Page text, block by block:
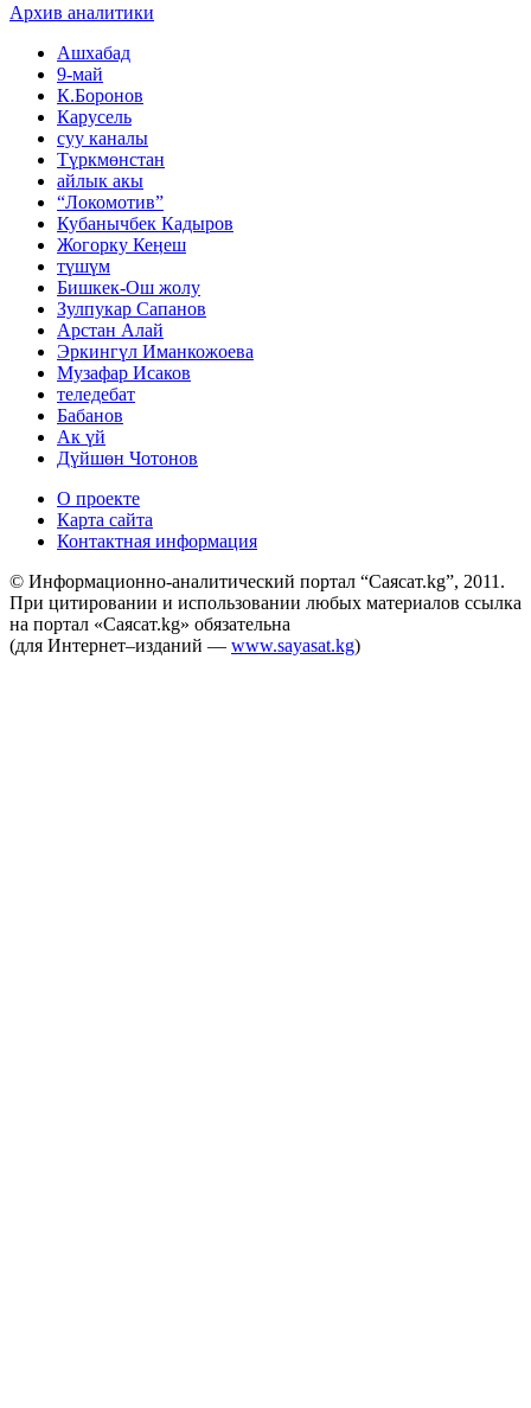
Архив аналитики
Ашхабад
9-май
К.Боронов
Карусель
суу каналы
Түркмөнстан
айлык акы
“Локомотив”
Кубанычбек Кадыров
Жогорку Кеӊеш
түшүм
Бишкек-Ош жолу
Зулпукар Сапанов
Арстан Алай
Эркингүл Иманкожоева
Музафар Исаков
теледебат
Бабанов
Ак үй
Дүйшөн Чотонов
О проекте
Карта сайта
Контактная информация
© Информационно-аналитический портал “Саясат.kg”, 2011.
При цитировании и использовании любых материалов ссылка
на портал «Саясат.kg» обязательна
(для Интернет–изданий — www.sayasat.kg)